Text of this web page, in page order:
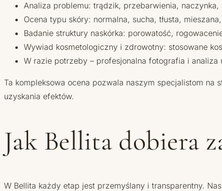
Analiza problemu: trądzik, przebarwienia,
Ocena typu skóry: normalna, sucha, tłusta,
Badanie struktury naskórka: porowatość,
Wywiad kosmetologiczny i zdrowotny: stosowane
W razie potrzeby – profesjonalna fotografia i
Ta kompleksowa ocena pozwala naszym specjalistom
uzyskania efektów.
Jak Bellita dobiera
W Bellita każdy etap jest przemyślany i transparentny.